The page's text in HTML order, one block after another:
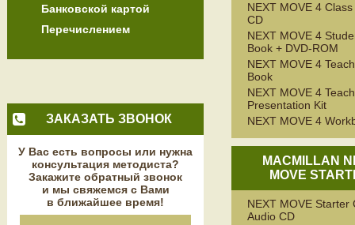
Банковской картой
Перечислением
ЗАКАЗАТЬ ЗВОНОК
У Вас есть вопросы или нужна
консультация методиста?
Закажите обратный звонок
и мы свяжемся с Вами
в ближайшее время!
NEXT MOVE 4 Class
CD
NEXT MOVE 4
Book + DVD-ROM
NEXT MOVE 4
Book
NEXT MOVE 4
Presentation Kit
NEXT MOVE 4
MACMILLAN
MOVE
NEXT MOVE Starter
Audio CD